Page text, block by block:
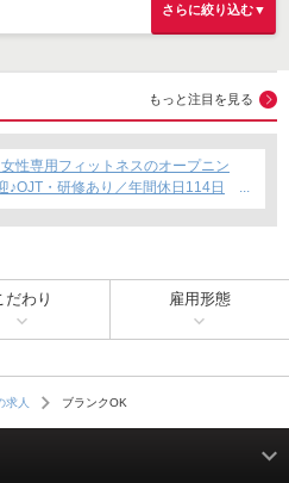
さらに絞り込む▼
もっと注目を見る
性専用フィットネスのオープニン
♪OJT・研修あり／年間休日114日
務制度あり◎
だわり 雇用形態
求人 ブランクOK